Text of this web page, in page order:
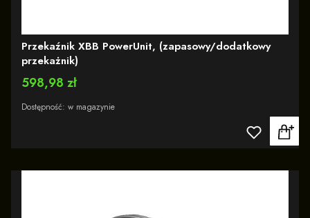
Przekaźnik XBB PowerUnit, (zapasowy/dodatkowy
przekażnik)
Cena
598,98 zł
Dostępność: w magazynie